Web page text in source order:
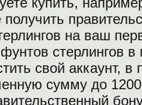
на ваш
стерлингов
свой аккаунт,
сумму до